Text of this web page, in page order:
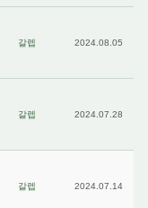
갈렙 2024.08.05
갈렙 2024.07.28
갈렙 2024.07.14